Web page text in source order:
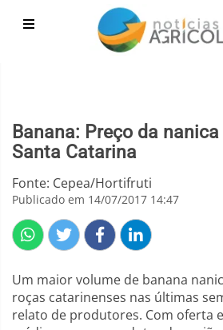
Banana: Preço da
Santa Catarina
Fonte: Cepea/Hortifruti
Publicado em 14/07/2017 14:47
Um maior volume de banana
roças catarinenses nas últimas
relato de produtores. Com oferta